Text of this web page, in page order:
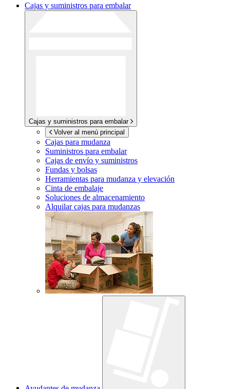
Cajas y suministros para embalar
Cajas y suministros para embalar
Volver al menú principal
Cajas para mudanza
Suministros para embalar
Cajas de envío y suministros
Fundas y bolsas
Herramientas para mudanza y elevación
Cinta de embalaje
Soluciones de almacenamiento
Alquilar cajas para mudanzas